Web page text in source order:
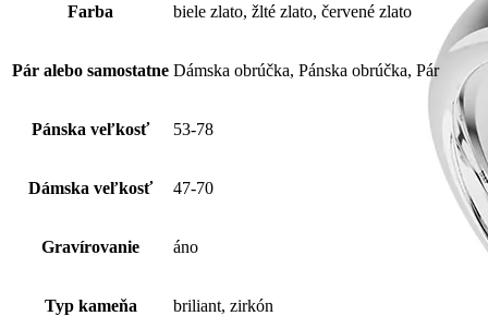
Farba biele zlato, žlté zlato, červené zlato
Pár alebo samostatne Dámska obrúčka, Pánska obrúčka, Pár
Pánska veľkosť 53-78
Dámska veľkosť 47-70
Gravírovanie áno
Typ kameňa briliant, zirkón